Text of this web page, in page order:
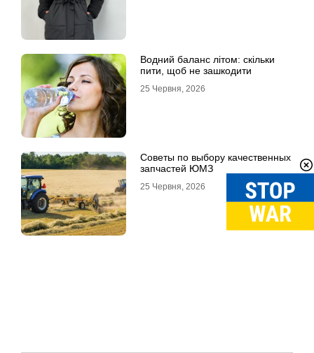
Водний баланс літом: скільки
пити, щоб не зашкодити
25 Червня, 2026
Советы по выбору качественных
запчастей ЮМЗ
25 Червня, 2026